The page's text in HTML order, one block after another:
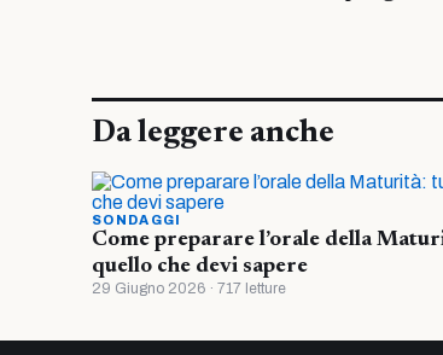
Da leggere anche
SONDAGGI
Come preparare l’orale della
quello che devi sapere
29 Giugno 2026 · 717 letture